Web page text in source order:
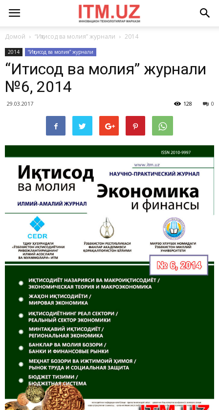
Домой “Иқтисод ва молия” журнали 2014
2014 “Иқтисод ва молия” журнали
“Иқтисод ва молия” журнали
№6, 2014
29.03.2017 0
128